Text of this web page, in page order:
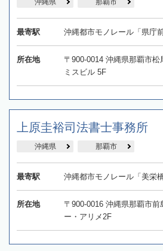
最寄駅 沖縄都市モノレール「県庁
所在地
〒900-0014 沖縄県那覇市
ミスビル 5F
上原圭裕司法書士事務所
沖縄県 那覇市
最寄駅 沖縄都市モノレール「美栄
所在地
〒900-0016 沖縄県那覇市
ー・アリメ2F